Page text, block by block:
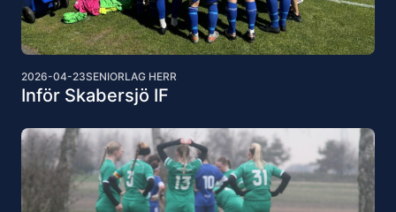
2026-04-23SENIORLAG HERR
Inför Skabersjö IF